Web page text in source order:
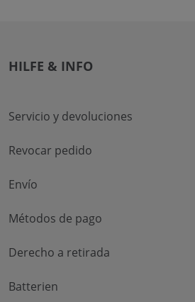
HILFE & INFO
Servicio y devoluciones
Revocar pedido
Envío
Métodos de pago
Derecho a retirada
Batterien